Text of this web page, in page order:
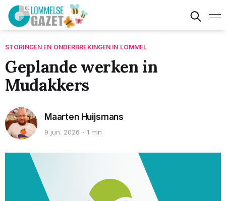
STORINGEN EN ONDERBREKINGEN IN LOMMEL
Geplande werken in
Mudakkers
Maarten Huijsmans
9 jun. 2026 1 min